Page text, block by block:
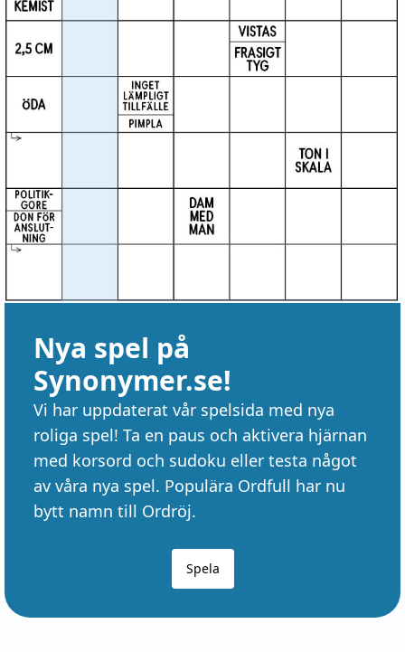
Nya spel på
Synonymer.se!
Vi har uppdaterat vår spelsida med nya
roliga spel! Ta en paus och aktivera hjärnan
med korsord och sudoku eller testa något
av våra nya spel. Populära Ordfull har nu
bytt namn till Ordröj.
Spela